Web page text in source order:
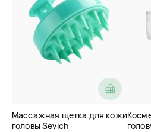
Массажная щетка для кожи
головы Sevich